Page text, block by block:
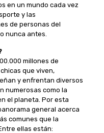
en un mundo cada vez
y las
de personas del
nunca antes.
millones de
que viven,
y enfrentan diversos
numerosas como la
el planeta. Por esta
general acerca
comunes que la
ellas están: